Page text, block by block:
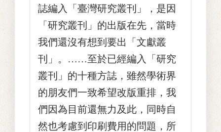
誌編入「臺灣研究叢刊」，是因
「研究叢刊」的出版在先，當時
我們還沒有想到要出「文獻叢
刊」。……至於已經編入「研究
叢刊」的十種方誌，雖然學術界
的朋友們一致希望改版重排，我
們因為目前還無力及此，同時自
然也考慮到印刷費用的問題，所